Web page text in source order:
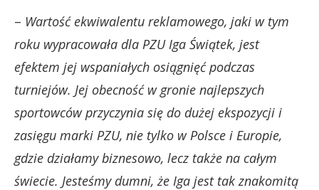
– Wartość ekwiwalentu reklamowego, jaki w tym
roku wypracowała dla PZU Iga Świątek, jest
efektem jej wspaniałych osiągnięć podczas
turniejów. Jej obecność w gronie najlepszych
sportowców przyczynia się do dużej ekspozycji i
zasięgu marki PZU, nie tylko w Polsce i Europie,
gdzie działamy biznesowo, lecz także na całym
świecie. Jesteśmy dumni, że Iga jest tak znakomitą